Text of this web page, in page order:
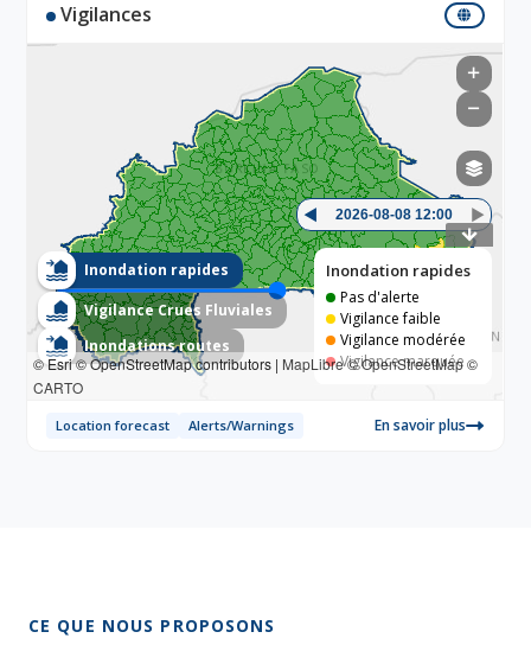
Vigilances
© Esri © OpenStreetMap contributors | MapLibre©OpenStreetMap©
CARTO
+
−
◄ 2026-08-08 12:00 ►
Inondation rapides
Vigilance Crues Fluviales
Inondations routes
Inondation rapides
Pas d'alerte
Vigilance faible
Vigilance modérée
Vigilance marquée
Location forecast Alerts/Warnings En savoir plus
CE QUE NOUS PROPOSONS